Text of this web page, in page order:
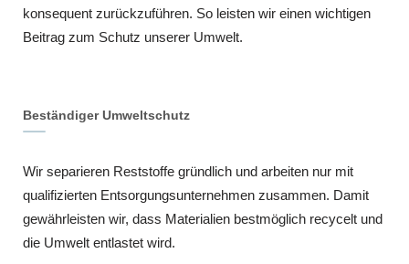
konsequent zurückzuführen. So leisten wir einen wichtigen
Beitrag zum Schutz unserer Umwelt.
Beständiger Umweltschutz
Wir separieren Reststoffe gründlich und arbeiten nur mit
qualifizierten Entsorgungsunternehmen zusammen. Damit
gewährleisten wir, dass Materialien bestmöglich recycelt und
die Umwelt entlastet wird.